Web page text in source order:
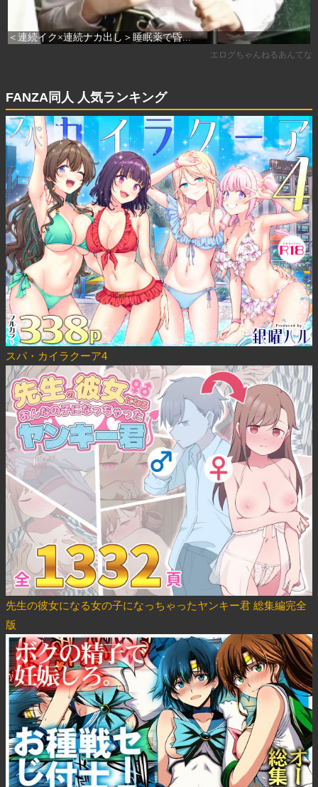
FANZA同人 人気ランキング
スパ・カイラクーア4
先生の彼女になる女の子になっちゃったヤンキー君 総集編完全
版